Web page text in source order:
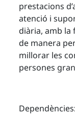
prestacions
atenció i
diària, amb la
de manera
millorar les
persones
Dependències: